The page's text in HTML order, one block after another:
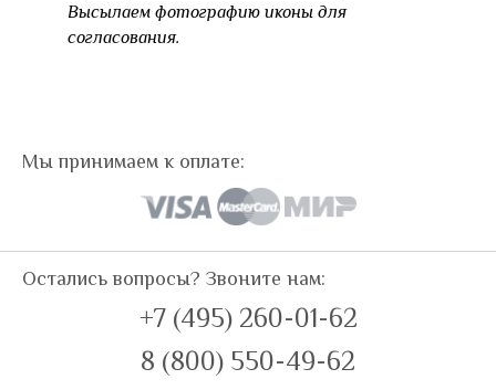
Высылаем фотографию иконы для
согласования.
Мы принимаем к оплате:
Остались вопросы? Звоните нам:
+7 (495) 260-01-62
8 (800) 550-49-62